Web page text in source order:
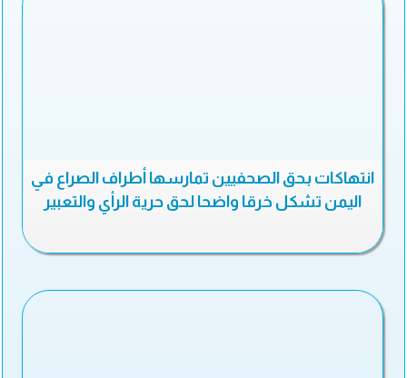
انتهاكات بحق الصحفيين تمارسها أطراف الصراع في
اليمن تشكل خرقا واضحا لحق حرية الرأي والتعبير